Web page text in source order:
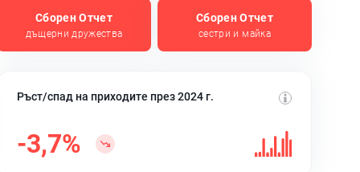
Сборен Отчет
дъщерни дружества
Сборен Отчет
сестри и майка
Ръст/спад на приходите през 2024 г.
-3,7%